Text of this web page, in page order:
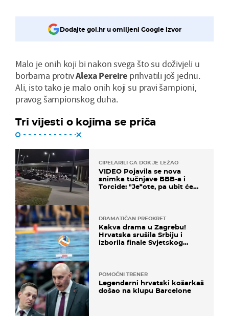
Dodajte gol.hr u omiljeni Google izvor
Malo je onih koji bi nakon svega što su doživjeli u
borbama protivAlexa Pereireprihvatili još jednu.
Ali, isto tako je malo onih koji su pravi šampioni,
pravog šampionskog duha.
Tri vijesti o kojima se priča
CIPELARILI GA DOK JE LEŽAO
VIDEO Pojavila se nova
snimka tučnjave BBB-a i
Torcide: "Je*ote, pa ubit će
DRAMATIČAN PREOKRET
Kakva drama u Zagrebu!
Hrvatska srušila Srbiju i
izborila finale Svjetskog
POMOĆNI TRENER
Legendarni hrvatski košarkaš
došao na klupu Barcelone